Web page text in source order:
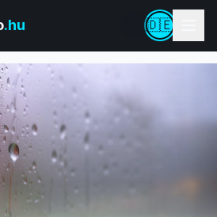
.hu 🇭🇺🇩🇪